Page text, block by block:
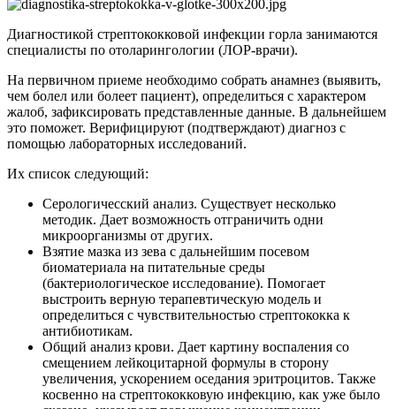
Диагностикой стрептококковой инфекции горла занимаются
специалисты по отоларингологии (ЛОР-врачи).
На первичном приеме необходимо собрать анамнез (выявить,
чем болел или болеет пациент), определиться с характером
жалоб, зафиксировать представленные данные. В дальнейшем
это поможет. Верифицируют (подтверждают) диагноз с
помощью лабораторных исследований.
Их список следующий:
Серологичесский анализ. Существует несколько
методик. Дает возможность отграничить одни
микроорганизмы от других.
Взятие мазка из зева с дальнейшим посевом
биоматериала на питательные среды
(бактериологическое исследование). Помогает
выстроить верную терапевтическую модель и
определиться с чувствительностью стрептококка к
антибиотикам.
Общий анализ крови. Дает картину воспаления со
смещением лейкоцитарной формулы в сторону
увеличения, ускорением оседания эритроцитов. Также
косвенно на стрептококковую инфекцию, как уже было